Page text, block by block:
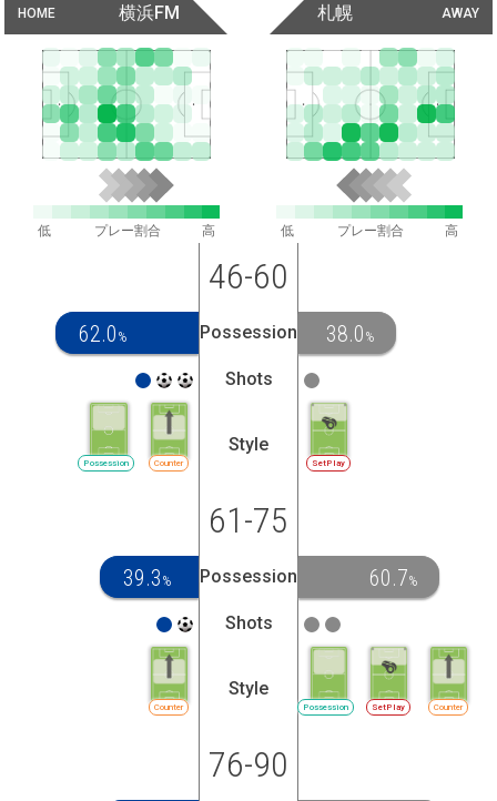
HOME 横浜FM AWAY
札幌
低 プレー割合 高 低 プレー割合 高
46-60
62.0 % Possession 38.0 %
Shots
Counter
Possession
Style
SetPlay
61-75
39.3 % Possession 60.7%
Shots
Counter
Style
Possession SetPlay Counter
76-90